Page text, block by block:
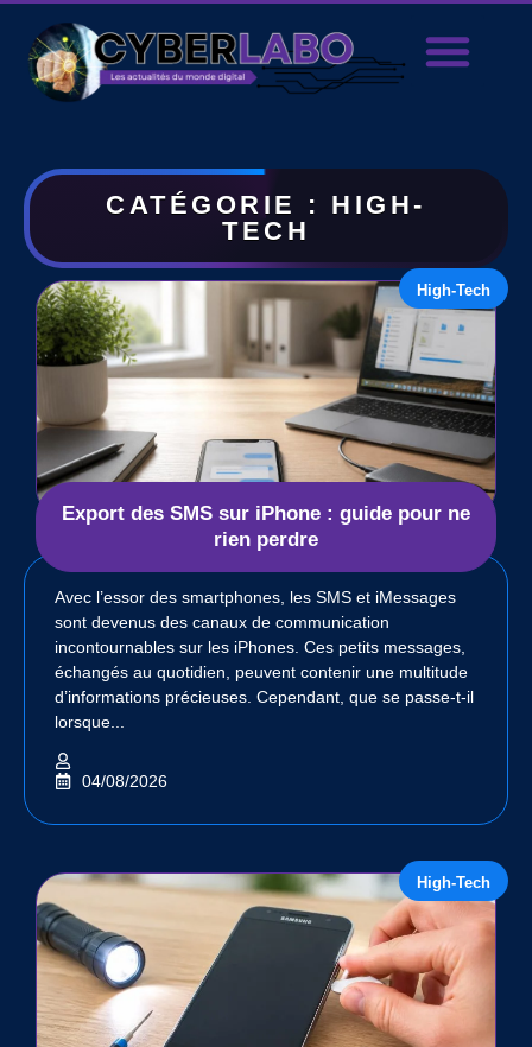
CATÉGORIE : HIGH-
TECH
High-Tech
Export des SMS sur iPhone : guide pour ne
rien perdre
Avec l’essor des smartphones, les SMS et iMessages
sont devenus des canaux de communication
incontournables sur les iPhones. Ces petits messages,
échangés au quotidien, peuvent contenir une multitude
d’informations précieuses. Cependant, que se passe-t-il
lorsque...
04/08/2026
High-Tech